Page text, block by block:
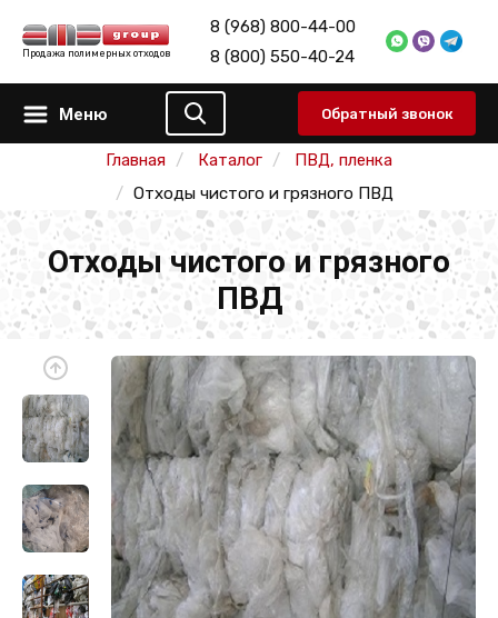
Продажа полимерных отходов
8 (968) 800-44-00
8 (800) 550-40-24
Меню Обратный звонок
Главная Каталог
ПВД, пленка
Отходы чистого и грязного ПВД
Отходы чистого и грязного
ПВД